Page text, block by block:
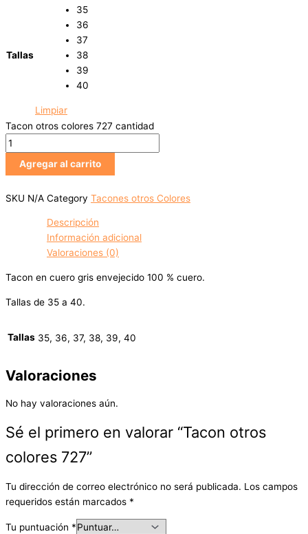
Tallas
35
36
37
38
39
40
Limpiar
Tacon otros colores 727 cantidad
Agregar al carrito
SKU N/A Category Tacones otros Colores
Descripción
Información adicional
Valoraciones (0)
Tacon en cuero gris envejecido 100 % cuero.
Tallas de 35 a 40.
Tallas 35, 36, 37, 38, 39, 40
Valoraciones
No hay valoraciones aún.
Sé el primero en valorar “Tacon otros
colores 727”
Tu dirección de correo electrónico no será publicada. Los campos
requeridos están marcados *
Tu puntuación *